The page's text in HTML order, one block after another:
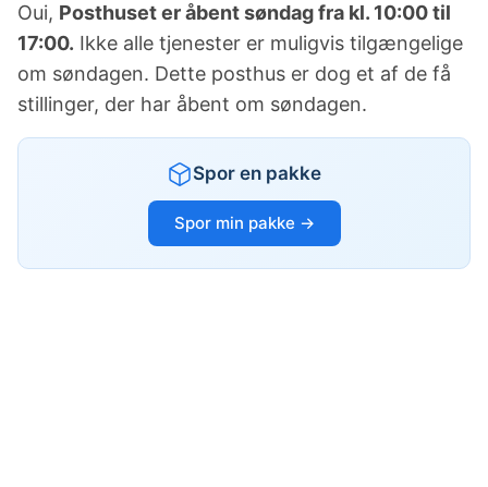
Oui, Posthuset er åbent søndag fra kl. 10:00 til
17:00. Ikke alle tjenester er muligvis tilgængelige
om søndagen. Dette posthus er dog et af de få
stillinger, der har åbent om søndagen.
Spor en pakke
Spor min pakke →